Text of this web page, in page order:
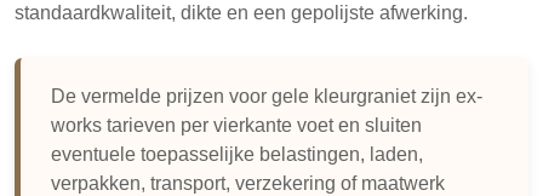
standaardkwaliteit, dikte en een gepolijste afwerking.
De vermelde prijzen voor gele kleurgraniet zijn ex-
works tarieven per vierkante voet en sluiten
eventuele toepasselijke belastingen, laden,
verpakken, transport, verzekering of maatwerk